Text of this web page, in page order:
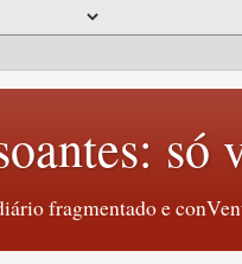
só
fragmentado e